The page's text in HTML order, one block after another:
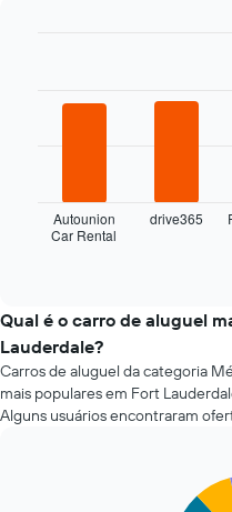
gráfico
tem
o
número
de
dias
antes
seguir
empresas
de
aluguel
de
carros
mais
Autounion
Car Rental
drive365
Qual é o carro de aluguel
Lauderdale?
Carros de aluguel da categoria
mais populares em Fort
Alguns usuários encontraram